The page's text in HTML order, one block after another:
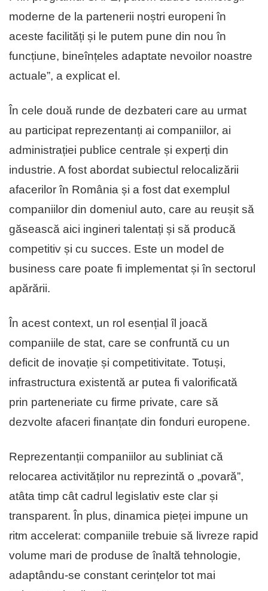
moderne de la partenerii noștri europeni în
aceste facilități și le putem pune din nou în
funcțiune, bineînțeles adaptate nevoilor noastre
actuale”, a explicat el.
În cele două runde de dezbateri care au urmat
au participat reprezentanți ai companiilor, ai
administrației publice centrale și experți din
industrie. A fost abordat subiectul relocalizării
afacerilor în România și a fost dat exemplul
companiilor din domeniul auto, care au reușit să
găsească aici ingineri talentați și să producă
competitiv și cu succes. Este un model de
business care poate fi implementat și în sectorul
apărării.
În acest context, un rol esențial îl joacă
companiile de stat, care se confruntă cu un
deficit de inovație și competitivitate. Totuși,
infrastructura existentă ar putea fi valorificată
prin parteneriate cu firme private, care să
dezvolte afaceri finanțate din fonduri europene.
Reprezentanții companiilor au subliniat că
relocarea activităților nu reprezintă o „povară”,
atâta timp cât cadrul legislativ este clar și
transparent. În plus, dinamica pieței impune un
ritm accelerat: companiile trebuie să livreze rapid
volume mari de produse de înaltă tehnologie,
adaptându-se constant cerințelor tot mai